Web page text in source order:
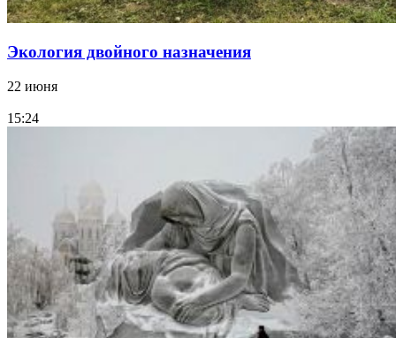
Экология двойного назначения
22 июня
15:24